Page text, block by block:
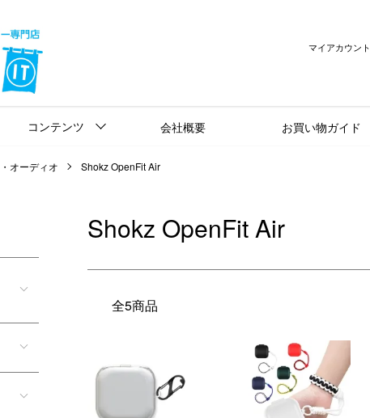
マイアカウント
コンテンツ 会社概要 お買い物ガイド
オーディオ Shokz OpenFit Air
Shokz OpenFit Air
全5商品